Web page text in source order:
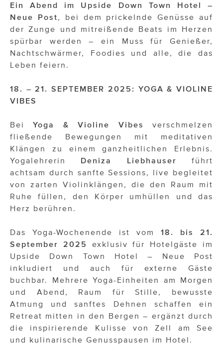
Ein Abend im Upside Down Town Hotel –
Neue Post, bei dem prickelnde Genüsse auf
der Zunge und mitreißende Beats im Herzen
spürbar werden – ein Muss für Genießer,
Nachtschwärmer, Foodies und alle, die das
Leben feiern.
18. – 21. SEPTEMBER 2025: YOGA & VIOLINE
VIBES
BeiYoga & Violine Vibes
verschmelzen
fließende Bewegungen mit meditativen
Klängen zu einem ganzheitlichen Erlebnis.
Yogalehrerin Deniza Liebhauser führt
achtsam durch sanfte Sessions, live begleitet
von zarten Violinklängen, die den Raum mit
Ruhe füllen, den Körper umhüllen und das
Herz berühren.
Das Yoga-Wochenende ist vom 18. bis 21.
September 2025
exklusiv für Hotelgäste im
Upside Down Town Hotel – Neue Post
inkludiert und auch für externe Gäste
buchbar. Mehrere Yoga-Einheiten am Morgen
und Abend, Raum für Stille, bewusste
Atmung und sanftes Dehnen schaffen ein
Retreat mitten in den Bergen – ergänzt durch
die inspirierende Kulisse von Zell am See
und kulinarische Genusspausen im Hotel.